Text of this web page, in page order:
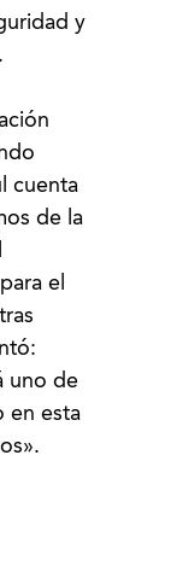
y
cuenta
de la
el
uno de
en esta